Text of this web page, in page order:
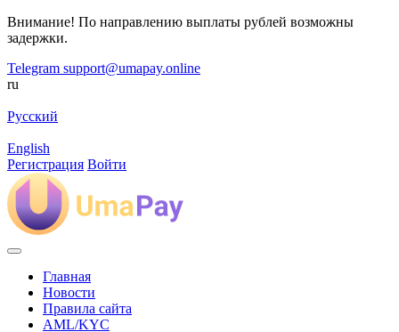
Внимание! По направлению выплаты рублей возможны
задержки.
Telegram support@umapay.online
ru
Русский
English
Регистрация Войти
Главная
Новости
Правила сайта
AML/KYC